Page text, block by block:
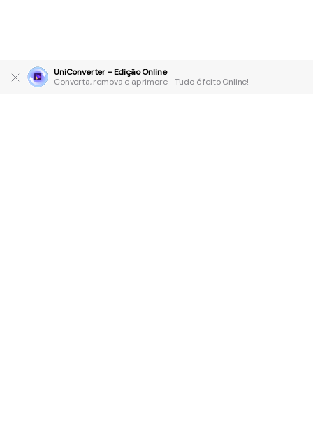
UniConverter - Edição Online
Converta, remova e aprimore--Tudo é feito Online!